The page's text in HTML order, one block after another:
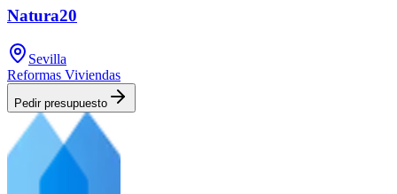
Natura20
Sevilla
Reformas Viviendas
Pedir presupuesto